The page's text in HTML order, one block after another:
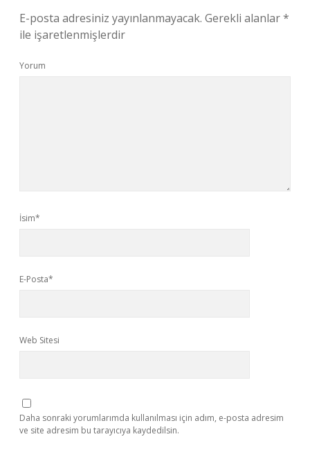
E-posta adresiniz yayınlanmayacak. Gerekli alanlar*
ile işaretlenmişlerdir
Yorum
İsim*
E-Posta*
Web Sitesi
Daha sonraki yorumlarımda kullanılması için adım, e-posta adresim
ve site adresim bu tarayıcıya kaydedilsin.